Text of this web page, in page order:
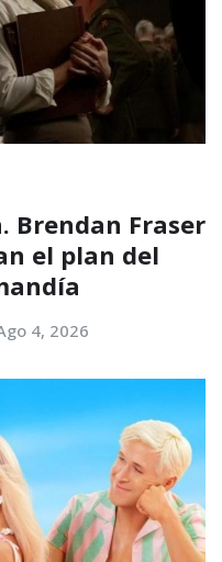
Brendan Fraser
el plan del
4, 2026